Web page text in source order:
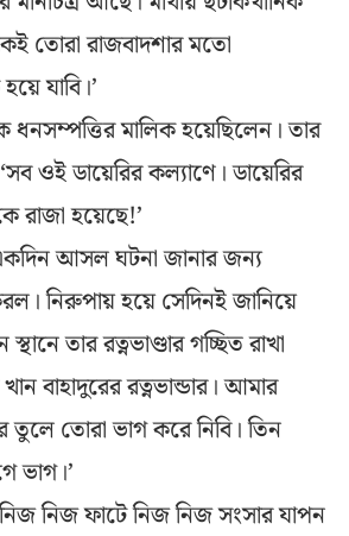
তোরা রাজবাদশার মতো
যাবি।’
মালিক হয়েছিলেন। তার
ওই ডায়েরির কল্যাণে। ডায়েরির
রাজা হয়েছে!’
আসল ঘটনা জানার জন্য
নিরুপায় হয়ে সেদিনই জানিয়ে
তার রত্নভাণ্ডার গচ্ছিত রাখা
বাহাদুরের রত্নভান্ডার। আমার
তুলে তোরা ভাগ করে নিবি। তিন
ভাগ।’
নিজ ফাটে নিজ নিজ সংসার যাপন